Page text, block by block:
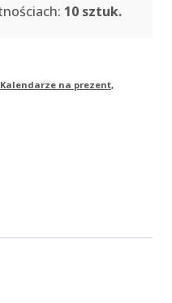
10 sztuk.
Kalendarze na prezent,